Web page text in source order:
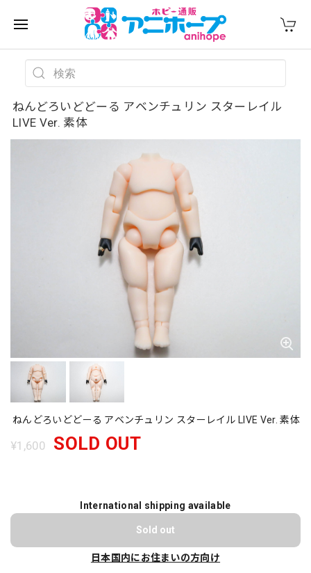
ねんどろいどどーる アベンチュリン スターレイル
LIVE Ver. 素体
ねんどろいどどーる アベンチュリン スターレイル LIVE Ver. 素体
¥1,600 SOLD OUT
International shipping available
Sold out
日本国内にお住まいの方向け